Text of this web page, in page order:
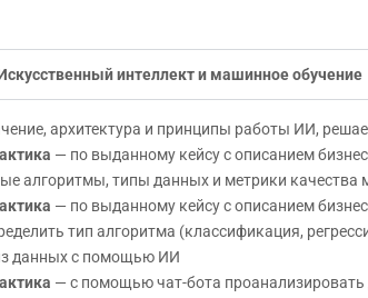
интеллект и машинное обучение
архитектура и принципы работы ИИ,
— по выданному кейсу с описанием
алгоритмы, типы данных и метрики
— по выданному кейсу с описанием
тип алгоритма (классификация,
данных с помощью ИИ
— с помощью чат-бота проанализировать